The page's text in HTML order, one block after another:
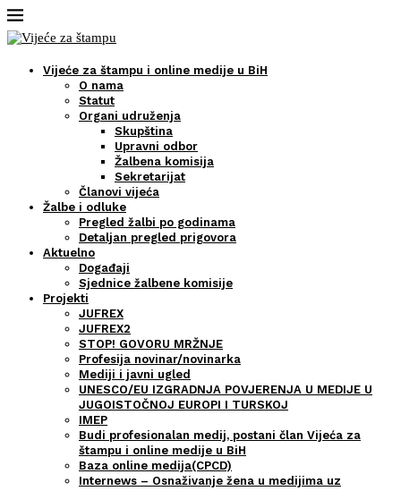
Vijeće za štampu i online medije u BiH
O nama
Statut
Organi udruženja
Skupština
Upravni odbor
Žalbena komisija
Sekretarijat
Članovi vijeća
Žalbe i odluke
Pregled žalbi po godinama
Detaljan pregled prigovora
Aktuelno
Događaji
Sjednice žalbene komisije
Projekti
JUFREX
JUFREX2
STOP! GOVORU MRŽNJE
Profesija novinar/novinarka
Mediji i javni ugled
UNESCO/EU IZGRADNJA POVJERENJA U MEDIJE U
JUGOISTOČNOJ EUROPI I TURSKOJ
IMEP
Budi profesionalan medij, postani član Vijeća za
štampu i online medije u BiH
Baza online medija(CPCD)
Internews – Osnaživanje žena u medijima uz